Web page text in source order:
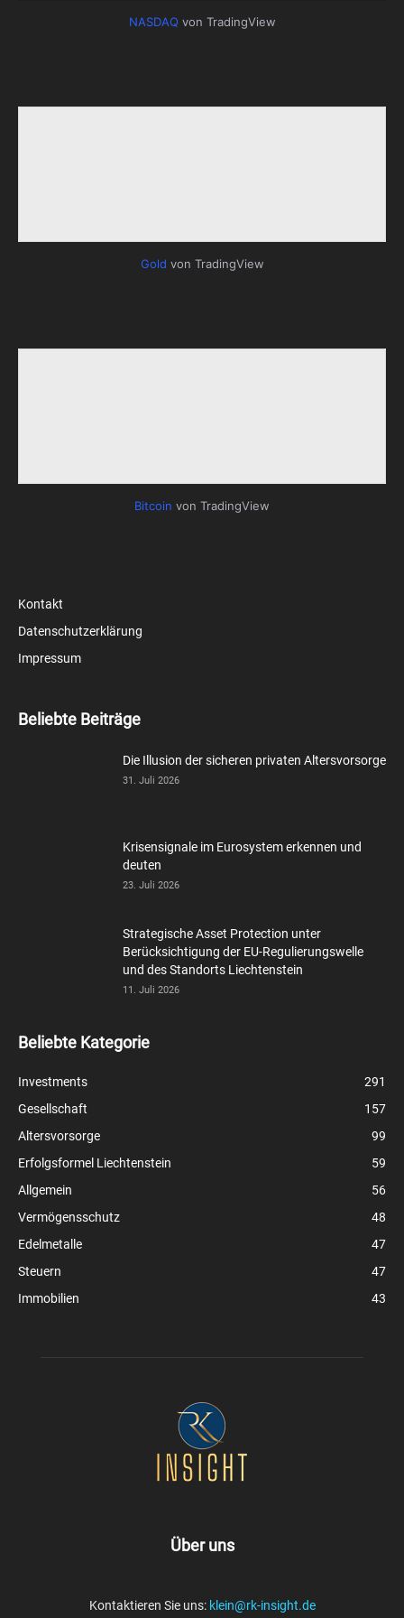
NASDAQ von TradingView
Gold von TradingView
Bitcoin von TradingView
Kontakt
Datenschutzerklärung
Impressum
Beliebte Beiträge
Die Illusion der sicheren privaten Altersvorsorge
31. Juli 2026
Krisensignale im Eurosystem erkennen und
deuten
23. Juli 2026
Strategische Asset Protection unter
Berücksichtigung der EU-Regulierungswelle
und des Standorts Liechtenstein
11. Juli 2026
Beliebte Kategorie
Investments
291
Gesellschaft
157
Altersvorsorge
99
Erfolgsformel Liechtenstein
59
Allgemein
56
Vermögensschutz
48
Edelmetalle
47
Steuern
47
Immobilien
43
Über uns
Kontaktieren Sie uns: klein@rk-insight.de